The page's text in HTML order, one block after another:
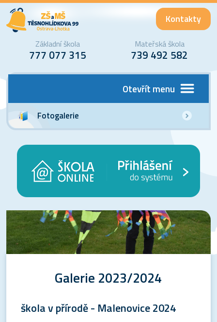
Kontakty
Základní škola
777 077 315
Mateřská škola
739 492 582
Otevřít menu
Fotogalerie
Galerie 2023/2024
škola v přírodě - Malenovice 2024